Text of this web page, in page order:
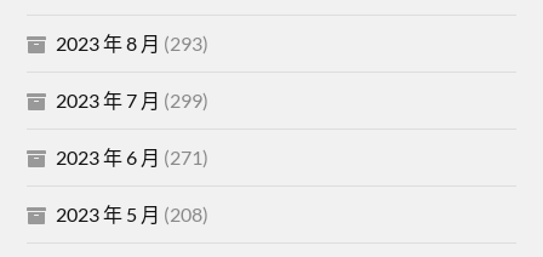
2023 年 8 月 (293)
2023 年 7 月 (299)
2023 年 6 月 (271)
2023 年 5 月 (208)